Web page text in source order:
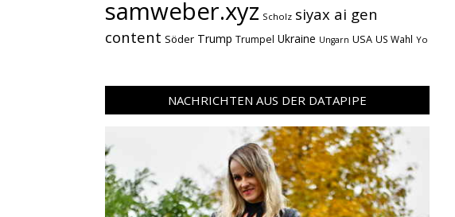
samweber.xyz Scholz siyax ai gen
content Söder Trump Trumpel Ukraine Ungarn USA US Wahl Yo
NACHRICHTEN AUS DER DATAPIPE